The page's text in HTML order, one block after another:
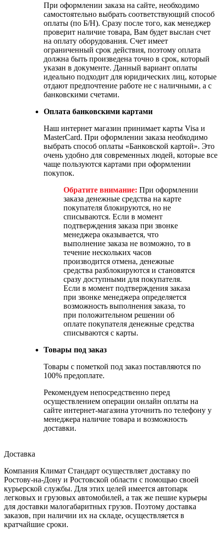
При оформлении заказа на сайте, необходимо
самостоятельно выбрать соответствующий способ
оплаты (по Б/Н). Сразу после того, как менеджер
проверит наличие товара, Вам будет выслан счет
на оплату оборудования. Счет имеет
ограниченный срок действия, поэтому оплата
должна быть произведена точно в срок, который
указан в документе. Данный вариант оплаты
идеально подходит для юридических лиц, которые
отдают предпочтение работе не с наличными, а с
банковскими счетами.
Оплата банковскими картами
Наш интернет магазин принимает карты Visa и
MasterCard. При оформлении заказа необходимо
выбрать способ оплаты «Банковской картой». Это
очень удобно для современных людей, которые все
чаще пользуются картами при оформлении
покупок.
Обратите внимание: При оформлении
заказа денежные средства на карте
покупателя блокируются, но не
списываются. Если в момент
подтверждения заказа при звонке
менеджера оказывается, что
выполнение заказа не возможно, то в
течение нескольких часов
производится отмена, денежные
средства разблокируются и становятся
сразу доступными для покупателя.
Если в момент подтверждения заказа
при звонке менеджера определяется
возможность выполнения заказа, то
при положительном решении об
оплате покупателя денежные средства
списываются с карты.
Товары под заказ
Товары с пометкой под заказ поставляются по
100% предоплате.
Рекомендуем непосредственно перед
осуществлением операции онлайн оплаты на
сайте интернет-магазина уточнить по телефону у
менеджера наличие товара и возможность
доставки.
Доставка
Компания Климат Стандарт осуществляет доставку по
Ростову-на-Дону и Ростовской области с помощью своей
курьерской службы. Для этих целей имеется автопарк
легковых и грузовых автомобилей, а так же пешие курьеры
для доставки малогабаритных грузов. Поэтому доставка
заказов, при наличии их на складе, осуществляется в
кратчайшие сроки.